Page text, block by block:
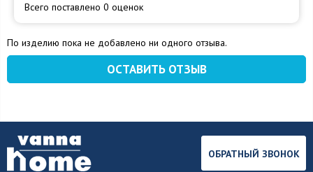
Всего поставлено 0 оценок
По изделию пока не добавлено ни одного отзыва.
ОСТАВИТЬ ОТЗЫВ
ОБРАТНЫЙ ЗВОНОК